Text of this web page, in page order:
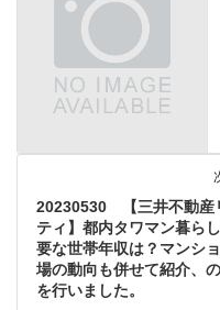
20230530 【三井不動産
ティ】都内タワマン暮ら
要な世帯年収は？マンシ
場の動向も併せて紹介、
を行いました。